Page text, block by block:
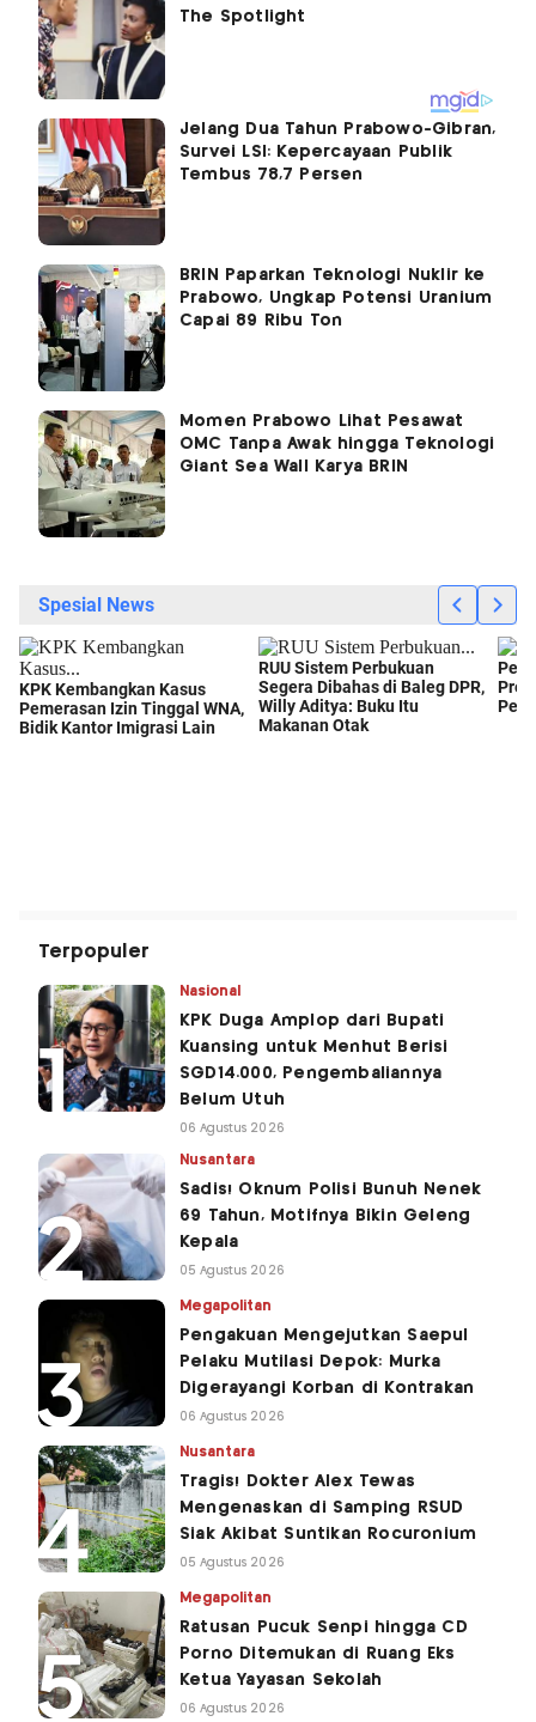
Jelang Dua Tahun Prabowo-Gibran,
Survei LSI: Kepercayaan Publik
Tembus 78,7 Persen
BRIN Paparkan Teknologi Nuklir ke
Prabowo, Ungkap Potensi Uranium
Capai 89 Ribu Ton
Momen Prabowo Lihat Pesawat
OMC Tanpa Awak hingga Teknologi
Giant Sea Wall Karya BRIN
Terpopuler
Nasional
KPK Duga Amplop dari Bupati
Kuansing untuk Menhut Berisi
SGD14.000, Pengembaliannya
Belum Utuh
06 Agustus 2026
Nusantara
Sadis! Oknum Polisi Bunuh Nenek
69 Tahun, Motifnya Bikin Geleng
Kepala
05 Agustus 2026
Megapolitan
Pengakuan Mengejutkan Saepul
Pelaku Mutilasi Depok: Murka
Digerayangi Korban di Kontrakan
06 Agustus 2026
Nusantara
Tragis! Dokter Alex Tewas
Mengenaskan di Samping RSUD
Siak Akibat Suntikan Rocuronium
05 Agustus 2026
Megapolitan
Ratusan Pucuk Senpi hingga CD
Porno Ditemukan di Ruang Eks
Ketua Yayasan Sekolah
06 Agustus 2026